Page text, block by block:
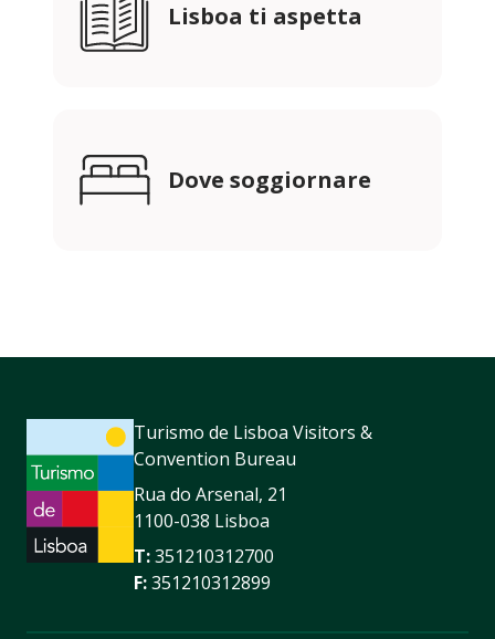
Lisboa ti aspetta
Dove soggiornare
Turismo de Lisboa Visitors &
Convention Bureau
Rua do Arsenal, 21
1100-038 Lisboa
T:351210312700
F:351210312899